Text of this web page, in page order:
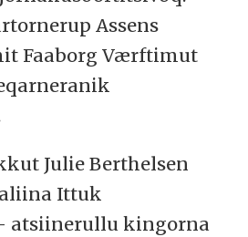
Assens
Faaborg Værftimut
Julie Berthelsen
Ittuk
atsiinerullu kingorna